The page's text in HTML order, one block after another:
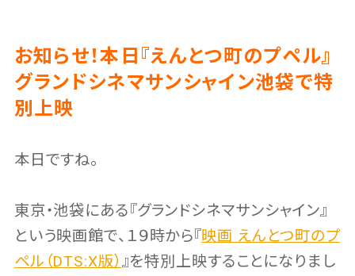
お知らせ！本日『えんとつ町のプペル』
グランドシネマサンシャイン池袋で特
別上映
本日ですね。
東京・池袋にある『グランドシネマサンシャイン』
という映画館で、１９時から『映画 えんとつ町のプ
ペル（DTS:X版） 』を特別上映することになりまし